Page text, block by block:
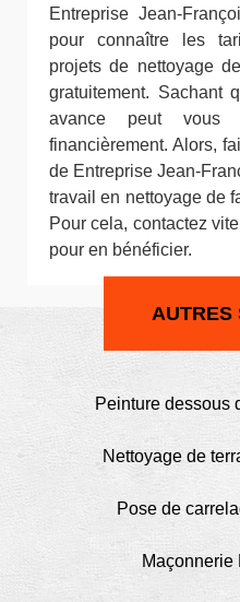
Entreprise Jean-
pour connaître les
projets de nettoyage
gratuitement. Sachant
avance peut
financièrement. Alors,
de Entreprise Jean-
travail en nettoyage de
Pour cela, contactez
pour en bénéficier.
AUTRES
Peinture dessous
Nettoyage de
Pose de
Maçonnerie